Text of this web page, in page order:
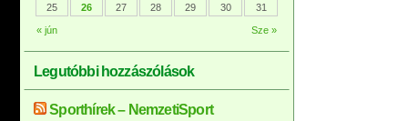
« jún Sze »
25
26 27 28 29 30 31
Legutóbbi hozzászólások
Sporthírek – NemzetiSport